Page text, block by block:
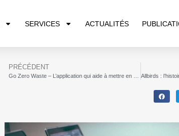
SERVICES ACTUALITÉS
PRÉCÉDENT